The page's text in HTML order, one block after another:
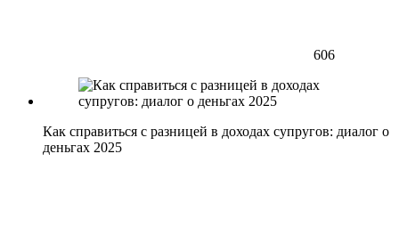
606
Как справиться с разницей в доходах супругов: диалог о
деньгах 2025